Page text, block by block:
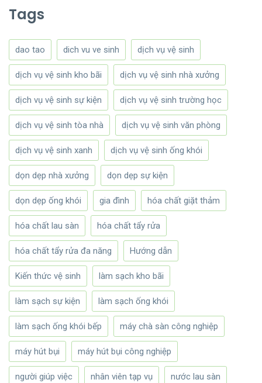
Tags
dao tao dich vu ve sinh dịch vụ vệ sinh
dịch vụ vệ sinh kho bãi dịch vụ vệ sinh nhà xưởng
dịch vụ vệ sinh sự kiện dịch vụ vệ sinh trường học
dịch vụ vệ sinh tòa nhà dịch vụ vệ sinh văn phòng
dịch vụ vệ sinh xanh dịch vụ vệ sinh ống khói
dọn dẹp nhà xưởng dọn dẹp sự kiện
dọn dẹp ống khói gia đình hóa chất giặt thảm
hóa chất lau sàn hóa chất tẩy rửa
hóa chất tẩy rửa đa năng Hướng dẫn
Kiến thức vệ sinh làm sạch kho bãi
làm sạch sự kiện làm sạch ống khói
làm sạch ống khói bếp máy chà sàn công nghiệp
máy hút bụi máy hút bụi công nghiệp
người giúp việc nhân viên tạp vụ nước lau sàn